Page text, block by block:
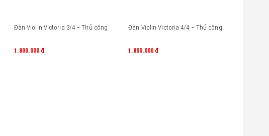
Đàn Violin Victoria 3/4 – Thủ công
1.800.000 đ
Đàn Violin Victoria 4/4 – Thủ công
1.800.000 đ